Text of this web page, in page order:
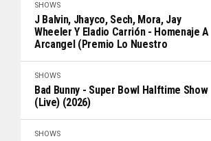
SHOWS
J Balvin, Jhayco, Sech, Mora, Jay
Wheeler Y Eladio Carrión - Homenaje A
Arcangel (Premio Lo Nuestro
SHOWS
Bad Bunny - Super Bowl Halftime Show
(Live) (2026)
SHOWS